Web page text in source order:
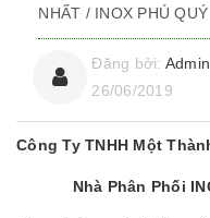
NHẤT / INOX PHÚ QUÝ
Đăng bởi: Admin
26/06/2019
Công Ty TNHH Một
Nhà Phân Phối